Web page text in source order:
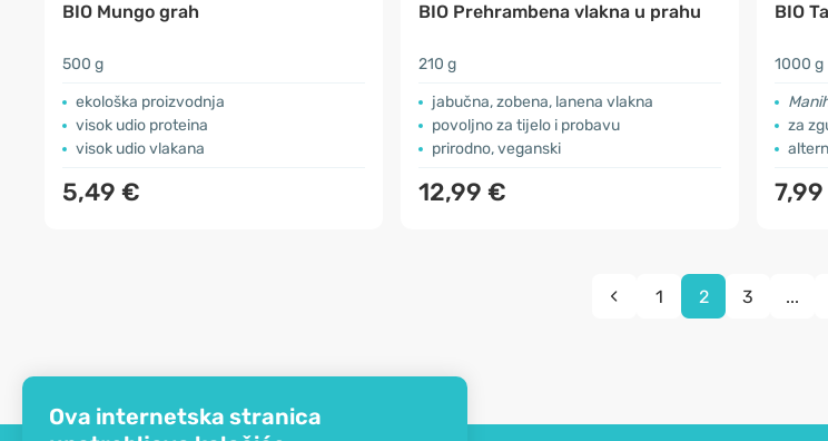
Ova internetska stranica
BIO Mungo grah
500 g
ekološka proizvodnja
visok udio proteina
visok udio vlakana
5,49 €
BIO Prehrambena vlakna u prahu
210 g
jabučna, zobena, lanena vlakna
povoljno za tijelo i probavu
prirodno, veganski
12,99 €
BIO
1000 g
za
1 2 3 ...